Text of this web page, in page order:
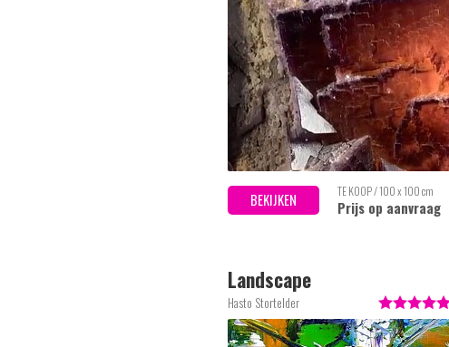
BEKIJKEN TE KOOP / 100 x 100 cm
Prijs op aanvraag
Hasto Stortelder
Landscape